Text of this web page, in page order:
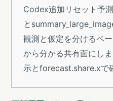
Codex追加リセット予
と
観測と仮定を分けるペ
から分かる共有面にし
示とforecast.share.xで